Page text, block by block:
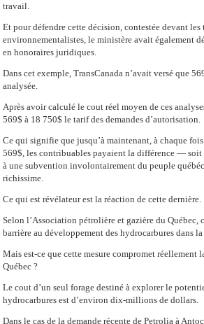
travail.
Et pour défendre cette décision, contestée devant
environnementalistes, le ministère avait également
en honoraires juridiques.
Dans cet exemple, TransCanada n’avait versé que
analysée.
Après avoir calculé le cout réel moyen de ces
569$ à 18 750$ le tarif des demandes d’autorisation.
Ce qui signifie que jusqu’à maintenant, à chaque
569$, les contribuables payaient la différence —
à une subvention involontairement du peuple
richissime.
Ce qui est révélateur est la réaction de cette dernière.
Selon l’Association pétrolière et gazière du Québec,
barrière au développement des hydrocarbures dans
Mais est-ce que cette mesure compromet réellement
Québec ?
Le cout d’un seul forage destiné à explorer le
hydrocarbures est d’environ dix-millions de dollars.
Dans le cas de la demande récente de Petrolia à